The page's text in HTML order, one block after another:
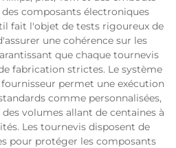
composants électroniques
fait l'objet de tests rigoureux de
une cohérence sur les
que chaque tournevis
fabrication strictes. Le système
permet une exécution
comme personnalisées,
volumes allant de centaines à
Les tournevis disposent de
pour protéger les composants